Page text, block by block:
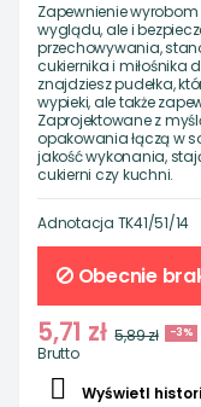
Zapewnienie
wyglądu, ale i
przechowywania,
cukiernika i miłośnika
znajdziesz pudełka,
wypieki, ale także
Zaprojektowane z
opakowania łączą w
jakość wykonania,
cukierni czy kuchni.
Adnotacja TK41/51/14
Obecnie
5,71 zł 5,89 zł -3%
Brutto
 Wyświetl